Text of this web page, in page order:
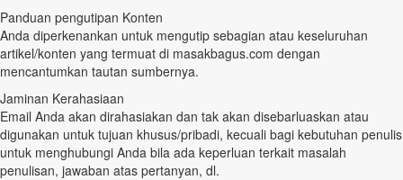
Panduan pengutipan Konten
Anda diperkenankan untuk mengutip sebagian atau keseluruhan
artikel/konten yang termuat di masakbagus.com dengan
mencantumkan tautan sumbernya.
Jaminan Kerahasiaan
Email Anda akan dirahasiakan dan tak akan disebarluaskan atau
digunakan untuk tujuan khusus/pribadi, kecuali bagi kebutuhan penulis
untuk menghubungi Anda bila ada keperluan terkait masalah
penulisan, jawaban atas pertanyan, dl.